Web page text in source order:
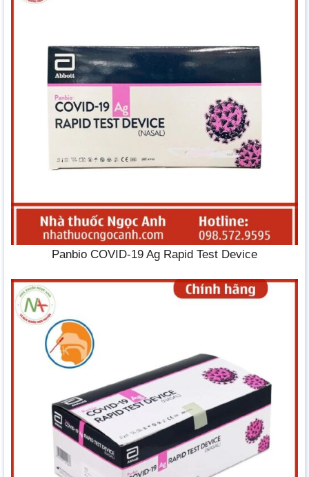
Panbio COVID-19 Ag Rapid Test Device